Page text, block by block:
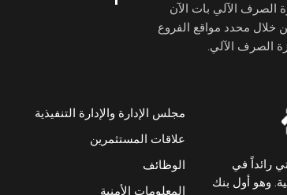
الصرف الآلي بات الآن
محدد مواقع الفروع
الصرف الآلي.
رائداً في
وهو أول بنك
مجلس الإدارة والإدارة التنفيذية
علاقات المستثمرين
الوظائف
المعلومات الأمنية